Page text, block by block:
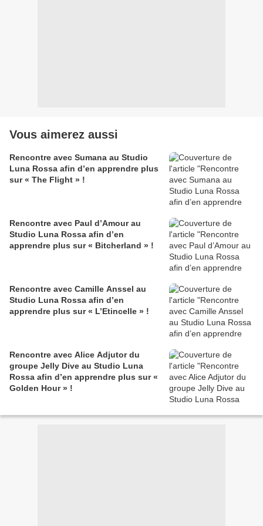
Vous aimerez aussi
Rencontre avec Sumana au Studio
Luna Rossa afin d’en apprendre plus
sur « The Flight » !
Rencontre avec Paul d’Amour au
Studio Luna Rossa afin d’en
apprendre plus sur « Bitcherland » !
Rencontre avec Camille Anssel au
Studio Luna Rossa afin d’en
apprendre plus sur « L’Etincelle » !
Rencontre avec Alice Adjutor du
groupe Jelly Dive au Studio Luna
Rossa afin d’en apprendre plus sur «
Golden Hour » !